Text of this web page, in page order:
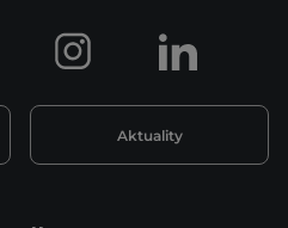
Aktuality
Instagram LinkedIn